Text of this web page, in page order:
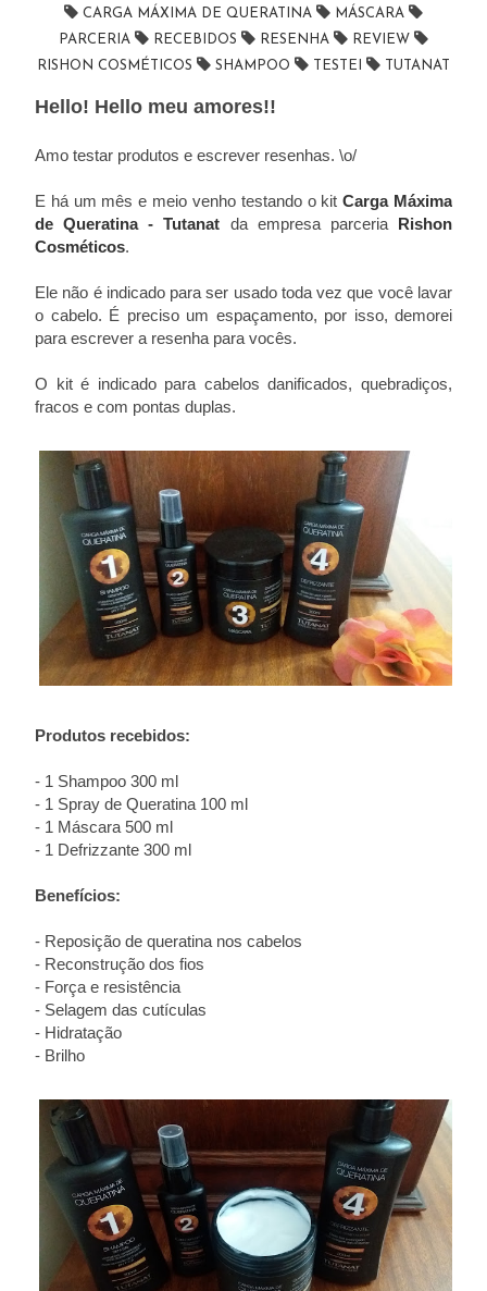
CARGA MÁXIMA DE QUERATINA
MÁSCARA
PARCERIA
RECEBIDOS RESENHA
REVIEW
RISHON COSMÉTICOS
SHAMPOO TESTEI TUTANAT
Hello! Hello meu amores!!
Amo testar produtos e escrever resenhas. \o/
E há um mês e meio venho testando o kit Carga Máxima
de Queratina - Tutanat da empresa parceria Rishon
Cosméticos.
Ele não é indicado para ser usado toda vez que você lavar
o cabelo. É preciso um espaçamento, por isso, demorei
para escrever a resenha para vocês.
O kit é indicado para cabelos danificados, quebradiços,
fracos e com pontas duplas.
Produtos recebidos:
- 1 Shampoo 300 ml
- 1 Spray de Queratina 100 ml
- 1 Máscara 500 ml
- 1 Defrizzante 300 ml
Benefícios:
- Reposição de queratina nos cabelos
- Reconstrução dos fios
- Força e resistência
- Selagem das cutículas
- Hidratação
- Brilho